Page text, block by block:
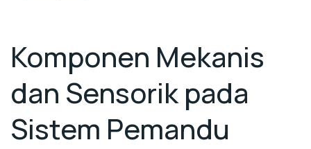
Komponen Mekanis
dan Sensorik pada
Sistem Pemandu